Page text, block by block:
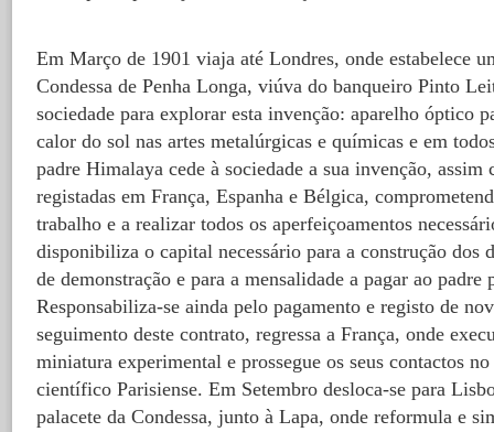
Em Março de 1901 viaja até Londres, onde estabelece
Condessa de Penha Longa, viúva do banqueiro Pinto
sociedade para explorar esta invenção: aparelho óptico
calor do sol nas artes metalúrgicas e químicas e em
padre Himalaya cede à sociedade a sua invenção, assim
registadas em França, Espanha e Bélgica,
trabalho e a realizar todos os aperfeiçoamentos
disponibiliza o capital necessário para a construção dos
de demonstração e para a mensalidade a pagar ao padre
Responsabiliza-se ainda pelo pagamento e registo de
seguimento deste contrato, regressa a França, onde
miniatura experimental e prossegue os seus contactos
científico Parisiense. Em Setembro desloca-se para
palacete da Condessa, junto à Lapa, onde reformula e